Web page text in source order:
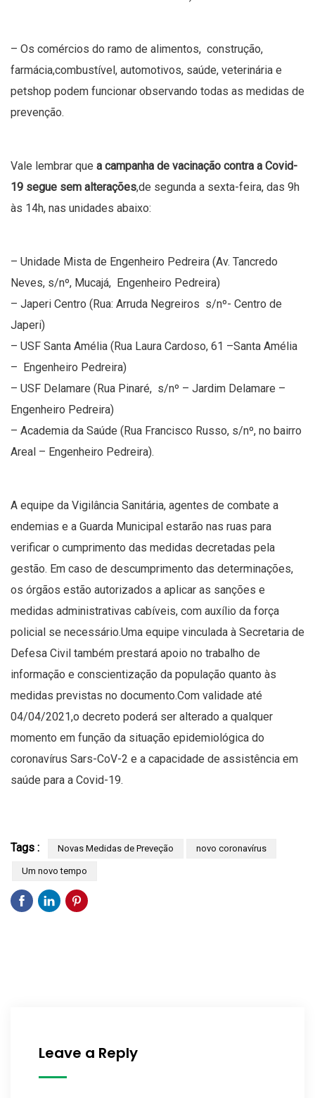
– Os comércios do ramo de alimentos, construção,
farmácia,combustível, automotivos, saúde, veterinária e
petshop podem funcionar observando todas as medidas de
prevenção.
Vale lembrar que a campanha de vacinação contra a Covid-
19 segue sem alterações,de segunda a sexta-feira, das 9h
às 14h, nas unidades abaixo:
– Unidade Mista de Engenheiro Pedreira (Av. Tancredo
Neves, s/nº, Mucajá, Engenheiro Pedreira)
– Japeri Centro (Rua: Arruda Negreiros s/nº- Centro de
Japeri)
– USF Santa Amélia (Rua Laura Cardoso, 61 –Santa Amélia
– Engenheiro Pedreira)
– USF Delamare (Rua Pinaré, s/nº – Jardim Delamare –
Engenheiro Pedreira)
– Academia da Saúde (Rua Francisco Russo, s/nº, no bairro
Areal – Engenheiro Pedreira).
A equipe da Vigilância Sanitária, agentes de combate a
endemias e a Guarda Municipal estarão nas ruas para
verificar o cumprimento das medidas decretadas pela
gestão. Em caso de descumprimento das determinações,
os órgãos estão autorizados a aplicar as sanções e
medidas administrativas cabíveis, com auxílio da força
policial se necessário.Uma equipe vinculada à Secretaria de
Defesa Civil também prestará apoio no trabalho de
informação e conscientização da população quanto às
medidas previstas no documento.Com validade até
04/04/2021,o decreto poderá ser alterado a qualquer
momento em função da situação epidemiológica do
coronavírus Sars-CoV-2 e a capacidade de assistência em
saúde para a Covid-19.
Tags : Novas Medidas de Preveção novo coronavírus
Um novo tempo
Leave a Reply